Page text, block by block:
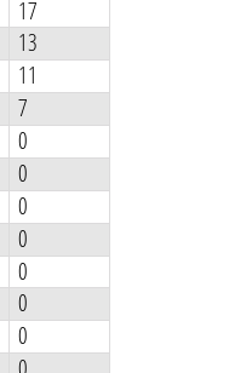
17
13
11
7
0
0
0
0
0
0
0